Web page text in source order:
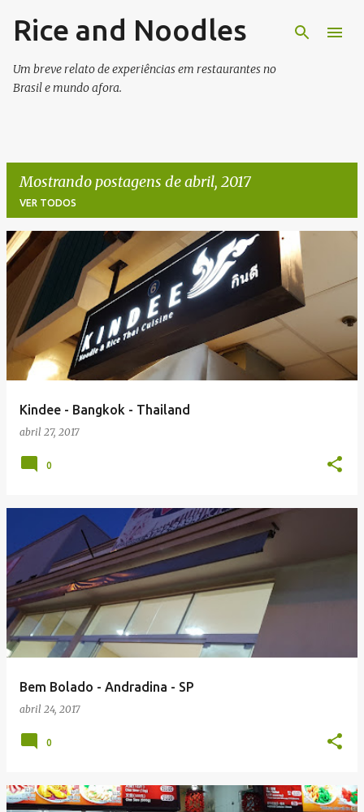
Pular para o conteúdo principal
Rice and Noodles
Um breve relato de experiências em restaurantes no
Brasil e mundo afora.
Mostrando postagens de abril, 2017
VER TODOS
P
o
a
g
Kindee - Bangkok - Thailand
abril 27, 2017
0
Bem Bolado - Andradina - SP
abril 24, 2017
0